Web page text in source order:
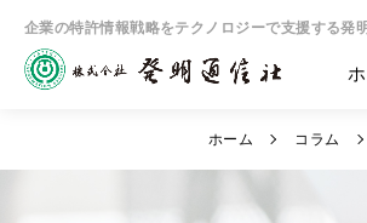
企業の特許情報戦略をテクノロジーで支援する発
ホーム コラム